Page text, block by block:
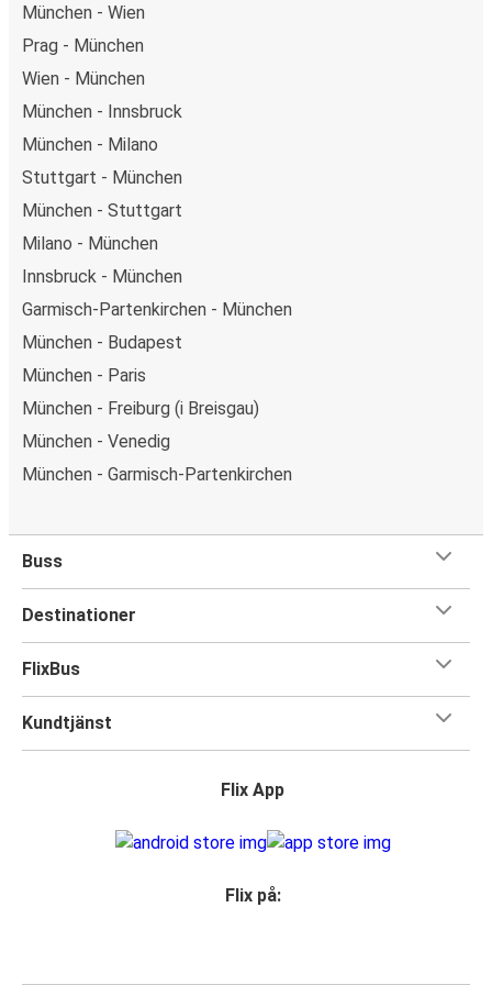
München - Wien
Prag - München
Wien - München
München - Innsbruck
München - Milano
Stuttgart - München
München - Stuttgart
Milano - München
Innsbruck - München
Garmisch-Partenkirchen - München
München - Budapest
München - Paris
München - Freiburg (i Breisgau)
München - Venedig
München - Garmisch-Partenkirchen
Buss
Destinationer
FlixBus
Kundtjänst
Flix App
Flix på: